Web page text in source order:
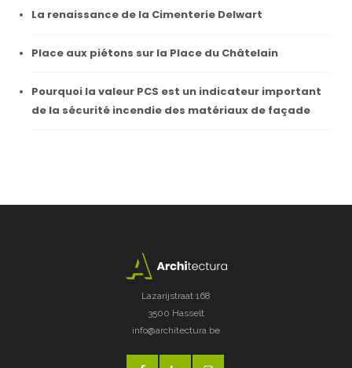
La renaissance de la Cimenterie Delwart
Place aux piétons sur la Place du Châtelain
Pourquoi la valeur PCS est un indicateur important
de la sécurité incendie des matériaux de façade
Lazarijstraat 168
3500 Hasselt
info@architectura.be